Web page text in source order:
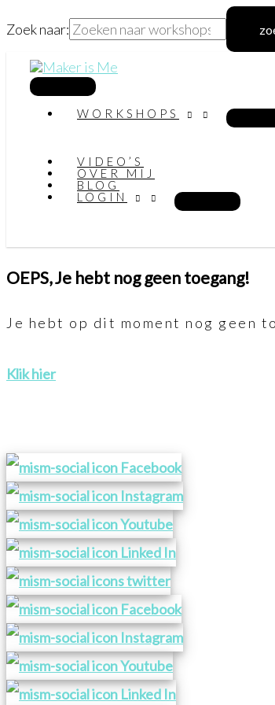
Zoek naar:
naar
hoofdmenu
WORKSHOPS
VIDEO’S
OVER MIJ
BLOG
LOGIN
OEPS, Je hebt nog geen toegang!
Je hebt op dit moment nog geen
Klik hier